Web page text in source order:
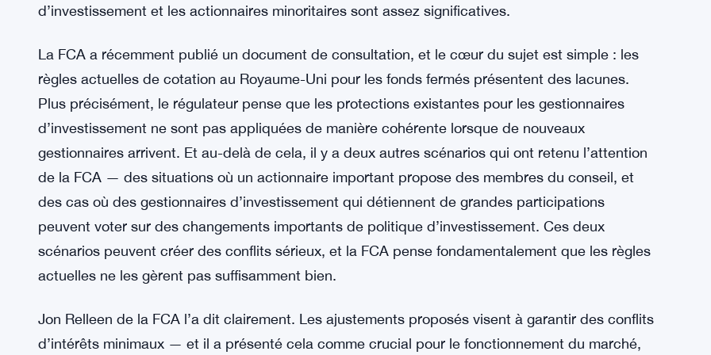
d’investissement et les actionnaires minoritaires sont assez significatives.
La FCA a récemment publié un document de consultation, et le cœur du sujet est simple : les
règles actuelles de cotation au Royaume-Uni pour les fonds fermés présentent des lacunes.
Plus précisément, le régulateur pense que les protections existantes pour les gestionnaires
d’investissement ne sont pas appliquées de manière cohérente lorsque de nouveaux
gestionnaires arrivent. Et au-delà de cela, il y a deux autres scénarios qui ont retenu l’attention
de la FCA — des situations où un actionnaire important propose des membres du conseil, et
des cas où des gestionnaires d’investissement qui détiennent de grandes participations
peuvent voter sur des changements importants de politique d’investissement. Ces deux
scénarios peuvent créer des conflits sérieux, et la FCA pense fondamentalement que les règles
actuelles ne les gèrent pas suffisamment bien.
Jon Relleen de la FCA l’a dit clairement. Les ajustements proposés visent à garantir des conflits
d’intérêts minimaux — et il a présenté cela comme crucial pour le fonctionnement du marché,